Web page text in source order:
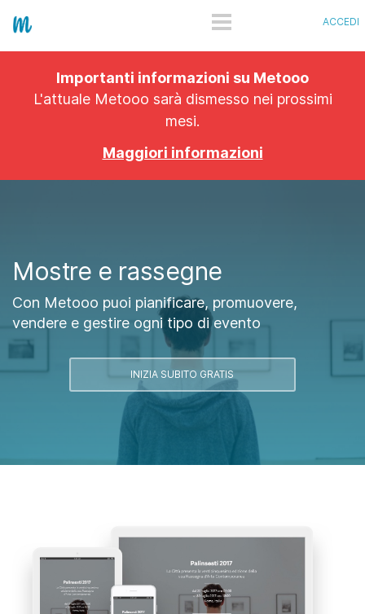
ACCEDI
Importanti informazioni su Metooo
L'attuale Metooo sarà dismesso nei prossimi
mesi.
Maggiori informazioni
Mostre e rassegne
Con Metooo puoi pianificare, promuovere,
vendere e gestire ogni tipo di evento
INIZIA SUBITO GRATIS